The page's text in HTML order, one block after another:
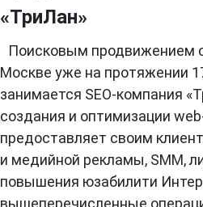
«ТриЛан»
Поисковым продвижением
Москве уже на протяжении
занимается SEO-компания
создания и оптимизации
предоставляет своим
и медийной рекламы, SMM,
повышения юзабилити
вышеперечисленные